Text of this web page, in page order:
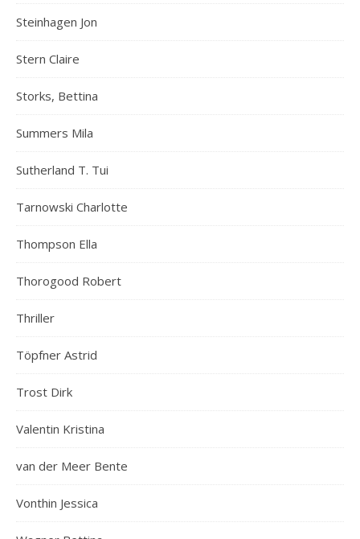
Steinhagen Jon
Stern Claire
Storks, Bettina
Summers Mila
Sutherland T. Tui
Tarnowski Charlotte
Thompson Ella
Thorogood Robert
Thriller
Töpfner Astrid
Trost Dirk
Valentin Kristina
van der Meer Bente
Vonthin Jessica